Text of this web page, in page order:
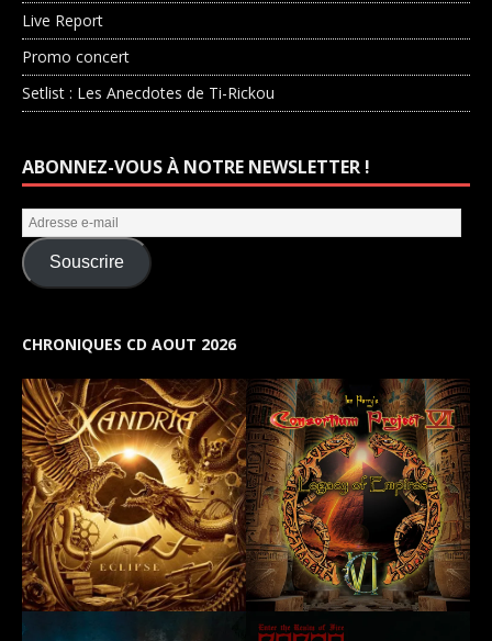
Live Report
Promo concert
Setlist : Les Anecdotes de Ti-Rickou
ABONNEZ-VOUS À NOTRE NEWSLETTER !
Souscrire
CHRONIQUES CD AOUT 2026